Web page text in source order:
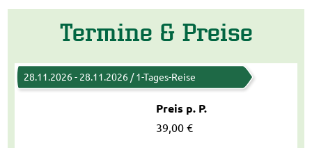
Termine & Preise
28.11.2026 - 28.11.2026 / 1-Tages-Reise
Preis p. P.
39,00 €